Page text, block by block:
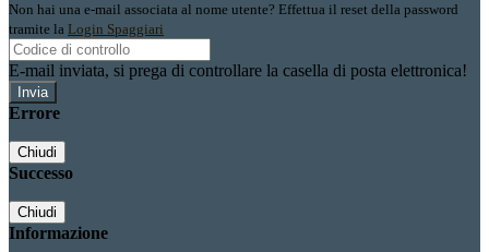
Non hai una e-mail associata al nome utente? Effettua il reset della password
tramite la Login Spaggiari
E-mail inviata, si prega di controllare la casella di posta elettronica!
Errore
Chiudi
Successo
Chiudi
Informazione